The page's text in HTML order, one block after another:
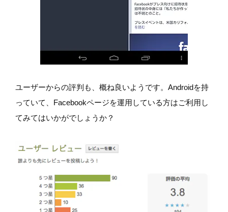
ユーザーからの評判も、概ね良いようです。Androidを持
っていて、Facebookページを運用している方はご利用し
てみてはいかがでしょうか？